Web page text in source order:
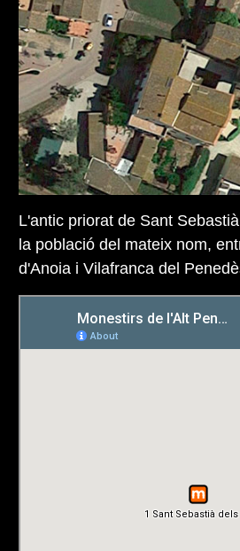
L'antic priorat de Sant
la població del mateix nom,
d'Anoia i Vilafranca del